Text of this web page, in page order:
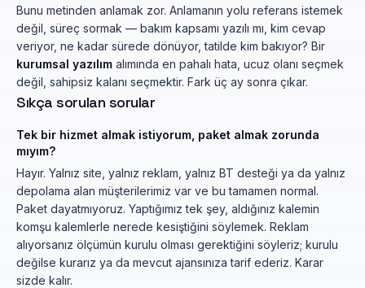
Bunu metinden anlamak zor. Anlamanın yolu referans istemek
değil, süreç sormak — bakım kapsamı yazılı mı, kim cevap
veriyor, ne kadar sürede dönüyor, tatilde kim bakıyor? Bir
kurumsal yazılım alımında en pahalı hata, ucuz olanı seçmek
değil, sahipsiz kalanı seçmektir. Fark üç ay sonra çıkar.
Sıkça sorulan sorular
Tek bir hizmet almak istiyorum, paket almak zorunda
mıyım?
Hayır. Yalnız site, yalnız reklam, yalnız BT desteği ya da yalnız
depolama alan müşterilerimiz var ve bu tamamen normal.
Paket dayatmıyoruz. Yaptığımız tek şey, aldığınız kalemin
komşu kalemlerle nerede kesiştiğini söylemek. Reklam
alıyorsanız ölçümün kurulu olması gerektiğini söyleriz; kurulu
değilse kurarız ya da mevcut ajansınıza tarif ederiz. Karar
sizde kalır.